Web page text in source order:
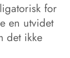
for
en utvidet
det ikke